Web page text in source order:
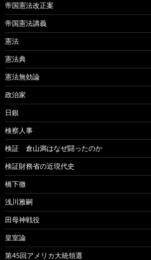
帝国憲法改正案
帝国憲法講義
憲法
憲法典
憲法無効論
政治家
日銀
検察人事
検証 倉山満はなぜ闘ったのか
検証財務省の近現代史
橋下徹
浅川雅嗣
田母神戦役
皇室論
第45回アメリカ大統領選